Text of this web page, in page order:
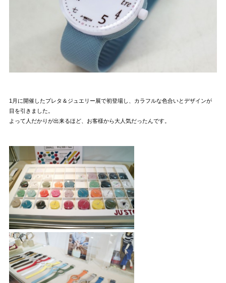
1月に開催したプレタ＆ジュエリー展で初登場し、カラフルな色合いとデザインが
目を引きました。
よって人だかりが出来るほど、お客様から大人気だったんです。